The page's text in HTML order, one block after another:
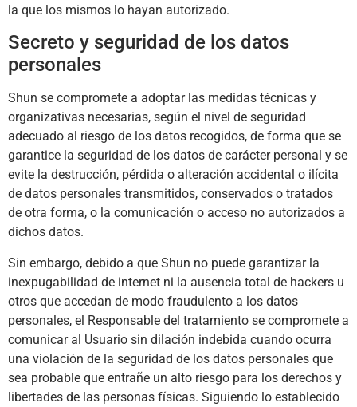
la que los mismos lo hayan autorizado.
Secreto y seguridad de los datos
personales
Shun se compromete a adoptar las medidas técnicas y
organizativas necesarias, según el nivel de seguridad
adecuado al riesgo de los datos recogidos, de forma que se
garantice la seguridad de los datos de carácter personal y se
evite la destrucción, pérdida o alteración accidental o ilícita
de datos personales transmitidos, conservados o tratados
de otra forma, o la comunicación o acceso no autorizados a
dichos datos.
Sin embargo, debido a que Shun no puede garantizar la
inexpugabilidad de internet ni la ausencia total de hackers u
otros que accedan de modo fraudulento a los datos
personales, el Responsable del tratamiento se compromete a
comunicar al Usuario sin dilación indebida cuando ocurra
una violación de la seguridad de los datos personales que
sea probable que entrañe un alto riesgo para los derechos y
libertades de las personas físicas. Siguiendo lo establecido